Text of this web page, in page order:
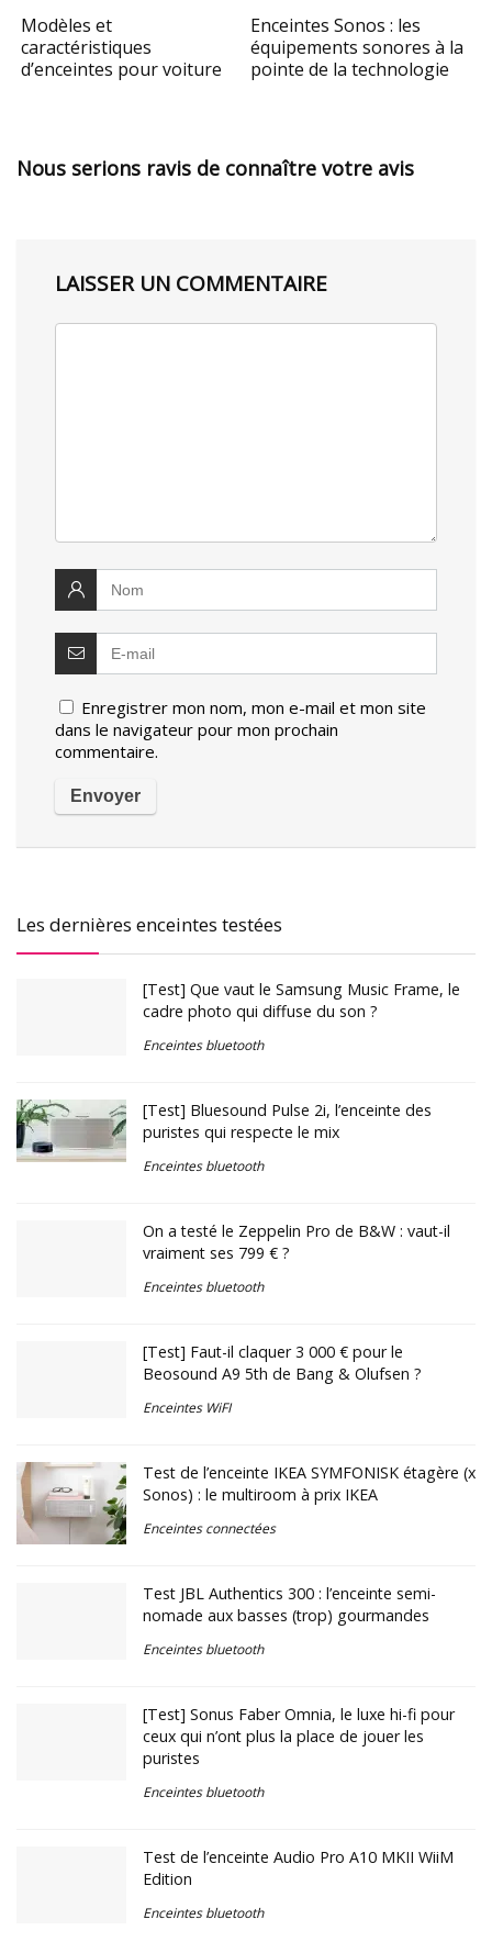
Modèles et
caractéristiques
d’enceintes pour voiture
Enceintes Sonos : les
équipements sonores à la
pointe de la technologie
Nous serions ravis de connaître votre avis
LAISSER UN COMMENTAIRE
Enregistrer mon nom, mon e-mail et mon site
dans le navigateur pour mon prochain
commentaire.
Les dernières enceintes testées
[Test] Que vaut le Samsung Music Frame, le
cadre photo qui diffuse du son ?
Enceintes bluetooth
[Test] Bluesound Pulse 2i, l’enceinte des
puristes qui respecte le mix
Enceintes bluetooth
On a testé le Zeppelin Pro de B&W : vaut-il
vraiment ses 799 € ?
Enceintes bluetooth
[Test] Faut-il claquer 3 000 € pour le
Beosound A9 5th de Bang & Olufsen ?
Enceintes WiFI
Test de l’enceinte IKEA SYMFONISK étagère (x
Sonos) : le multiroom à prix IKEA
Enceintes connectées
Test JBL Authentics 300 : l’enceinte semi-
nomade aux basses (trop) gourmandes
Enceintes bluetooth
[Test] Sonus Faber Omnia, le luxe hi-fi pour
ceux qui n’ont plus la place de jouer les
puristes
Enceintes bluetooth
Test de l’enceinte Audio Pro A10 MKII WiiM
Edition
Enceintes bluetooth